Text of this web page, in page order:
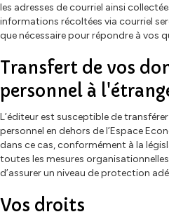
les adresses de courriel ainsi
informations récoltées via courriel
que nécessaire pour répondre à vos
Transfert de vos
personnel à
L’éditeur est susceptible de
personnel en dehors de l’Espace
dans ce cas, conformément à la
toutes les mesures
d’assurer un niveau de protection
Vos droits